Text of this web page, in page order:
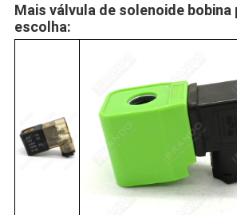
Mais válvula de solenoide bobina
escolha: